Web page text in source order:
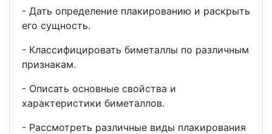
- Дать определение плакированию и раскрыть
его сущность.
- Классифицировать биметаллы по различным
признакам.
- Описать основные свойства и
характеристики биметаллов.
- Рассмотреть различные виды плакирования